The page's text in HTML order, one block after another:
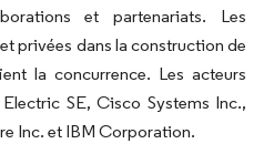
et partenariats. Les
privées dans la construction de
la concurrence. Les acteurs
SE, Cisco Systems Inc.,
Inc. et IBM Corporation.